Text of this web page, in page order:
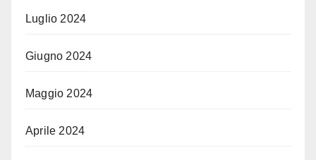
Luglio 2024
Giugno 2024
Maggio 2024
Aprile 2024